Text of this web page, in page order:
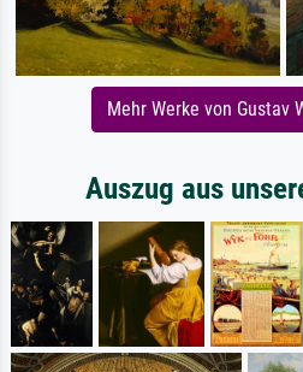
Mehr Werke von Gustav
Auszug aus